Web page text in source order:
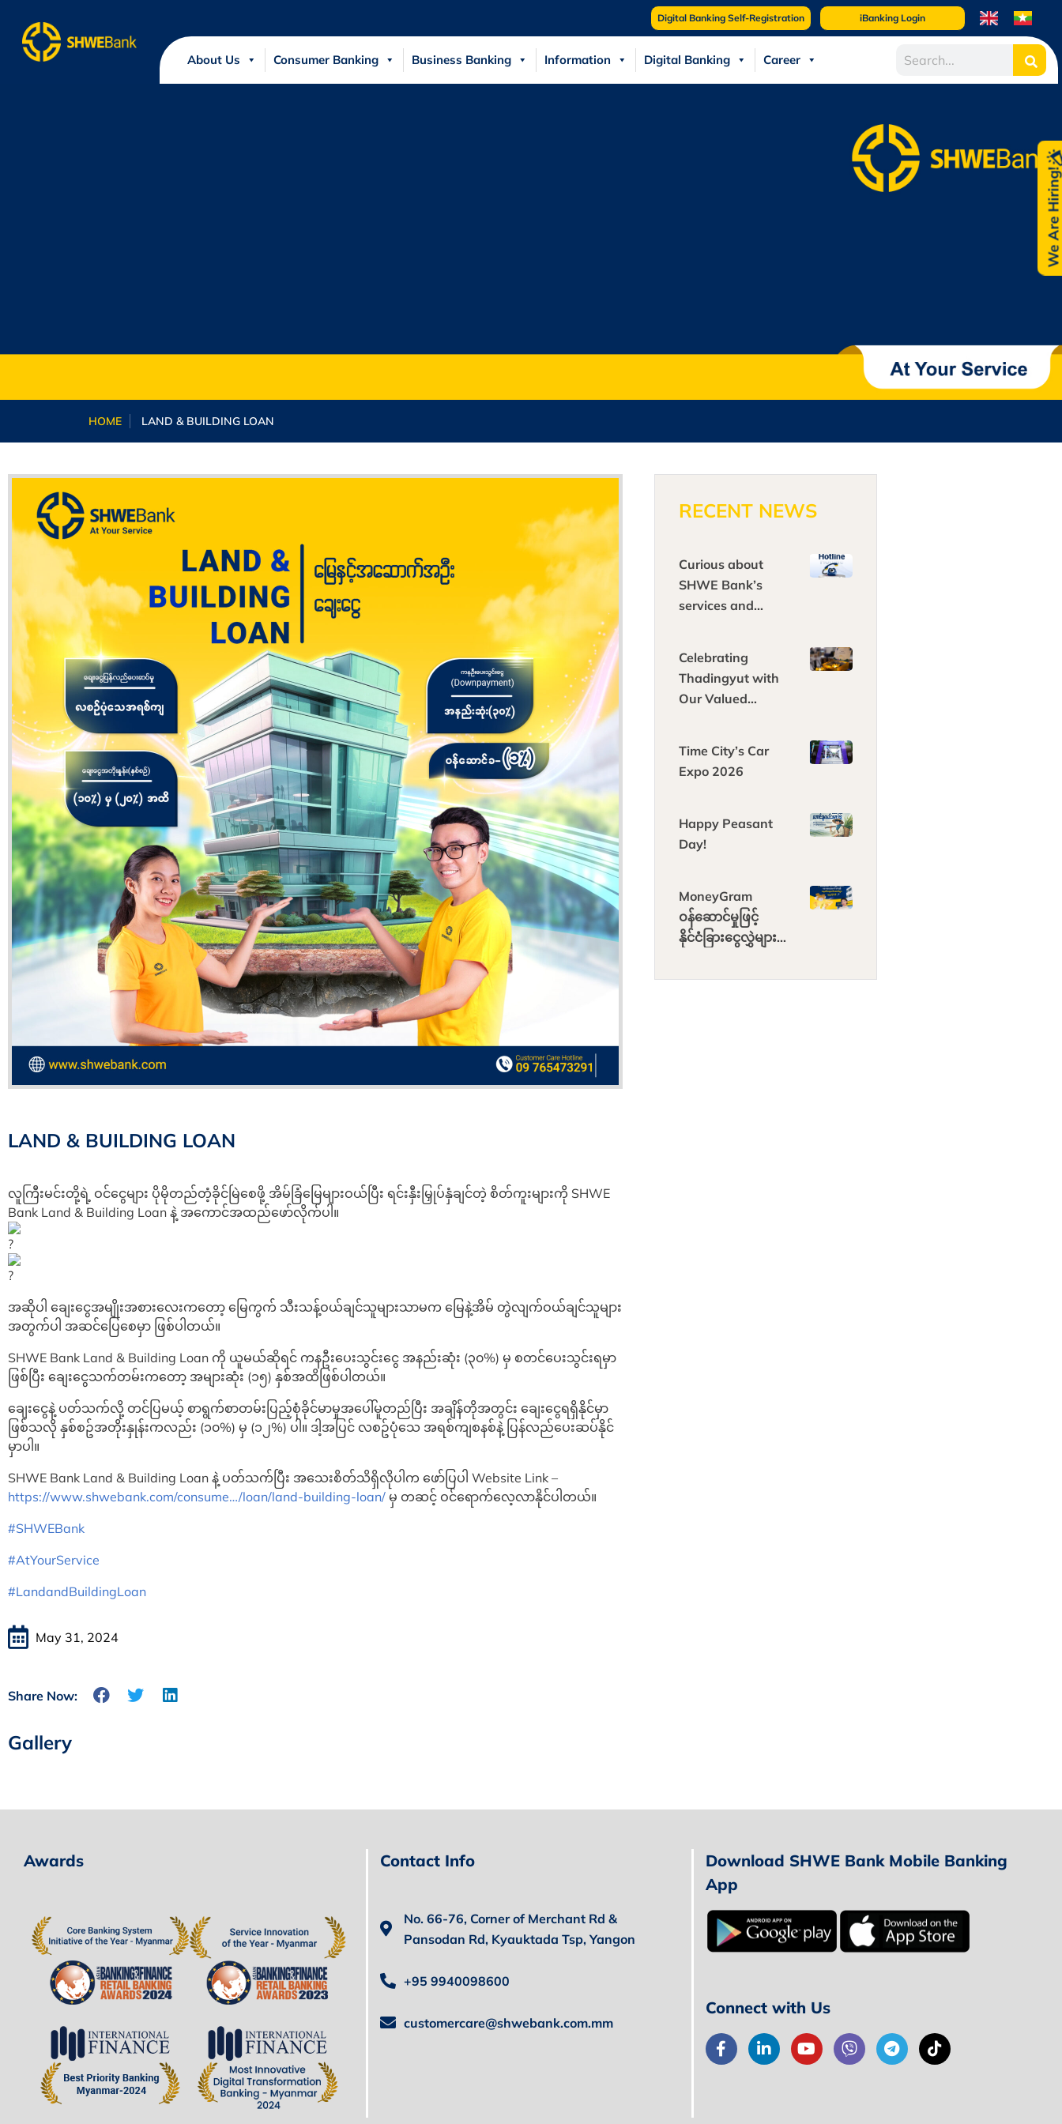
Digital Banking Self-Registration iBanking Login
About Us Consumer Banking Business Banking Information Digital Banking Career
HOME LAND & BUILDING LOAN
LAND & BUILDING LOAN
လူကြီးမင်းတို့ရဲ့ ဝင်ငွေများ ပိုမိုတည်တံ့ခိုင်မြဲစေဖို့ အိမ်ခြံမြေများဝယ်ပြီး ရင်းနှီးမြှုပ်နှံချင်တဲ့ စိတ်ကူးများကို SHWE
Bank Land & Building Loan နဲ့ အကောင်အထည်ဖော်လိုက်ပါ။
အဆိုပါ ချေးငွေအမျိုးအစားလေးကတော့ မြေကွက် သီးသန့်ဝယ်ချင်သူများသာမက မြေနဲ့အိမ် တွဲလျက်ဝယ်ချင်သူများ
အတွက်ပါ အဆင်ပြေစေမှာ ဖြစ်ပါတယ်။
SHWE Bank Land & Building Loan ကို ယူမယ်ဆိုရင် ကနဦးပေးသွင်းငွေ အနည်းဆုံး (၃၀%) မှ စတင်ပေးသွင်းရမှာ
ဖြစ်ပြီး ချေးငွေသက်တမ်းကတော့ အများဆုံး (၁၅) နှစ်အထိဖြစ်ပါတယ်။
ချေးငွေနဲ့ ပတ်သက်လို့ တင်ပြမယ့် စာရွက်စာတမ်းပြည့်စုံခိုင်မာမှုအပေါ်မူတည်ပြီး အချိန်တိုအတွင်း ချေးငွေရရှိနိုင်မှာ
ဖြစ်သလို နှစ်စဥ်အတိုးနှုန်းကလည်း (၁၀%) မှ (၁၂%) ပါ။ ဒါ့အပြင် လစဥ်ပုံသေ အရစ်ကျစနစ်နဲ့ ပြန်လည်ပေးဆပ်နိုင်
မှာပါ။
SHWE Bank Land & Building Loan နဲ့ ပတ်သက်ပြီး အသေးစိတ်သိရှိလိုပါက ဖော်ပြပါ Website Link –
https://www.shwebank.com/consume…/loan/land-building-loan/ မှ တဆင့် ဝင်ရောက်လေ့လာနိုင်ပါတယ်။
#SHWEBank
#AtYourService
#LandandBuildingLoan
May 31, 2024
Share Now:
Gallery
RECENT NEWS
Curious about
SHWE Bank’s
services and
Celebrating
Thadingyut with
Our Valued
Time City’s Car
Expo 2026
Happy Peasant
Day!
MoneyGram
ဝန်ဆောင်မှုဖြင့်
နိုင်ငံခြားငွေလွှဲများ
အမှတ်တရ
We Are Hiring!
Awards Contact Info
No. 66-76, Corner of Merchant Rd &
Pansodan Rd, Kyauktada Tsp, Yangon
+95 9940098600
customercare@shwebank.com.mm
Download SHWE Bank Mobile Banking
App
Connect with Us